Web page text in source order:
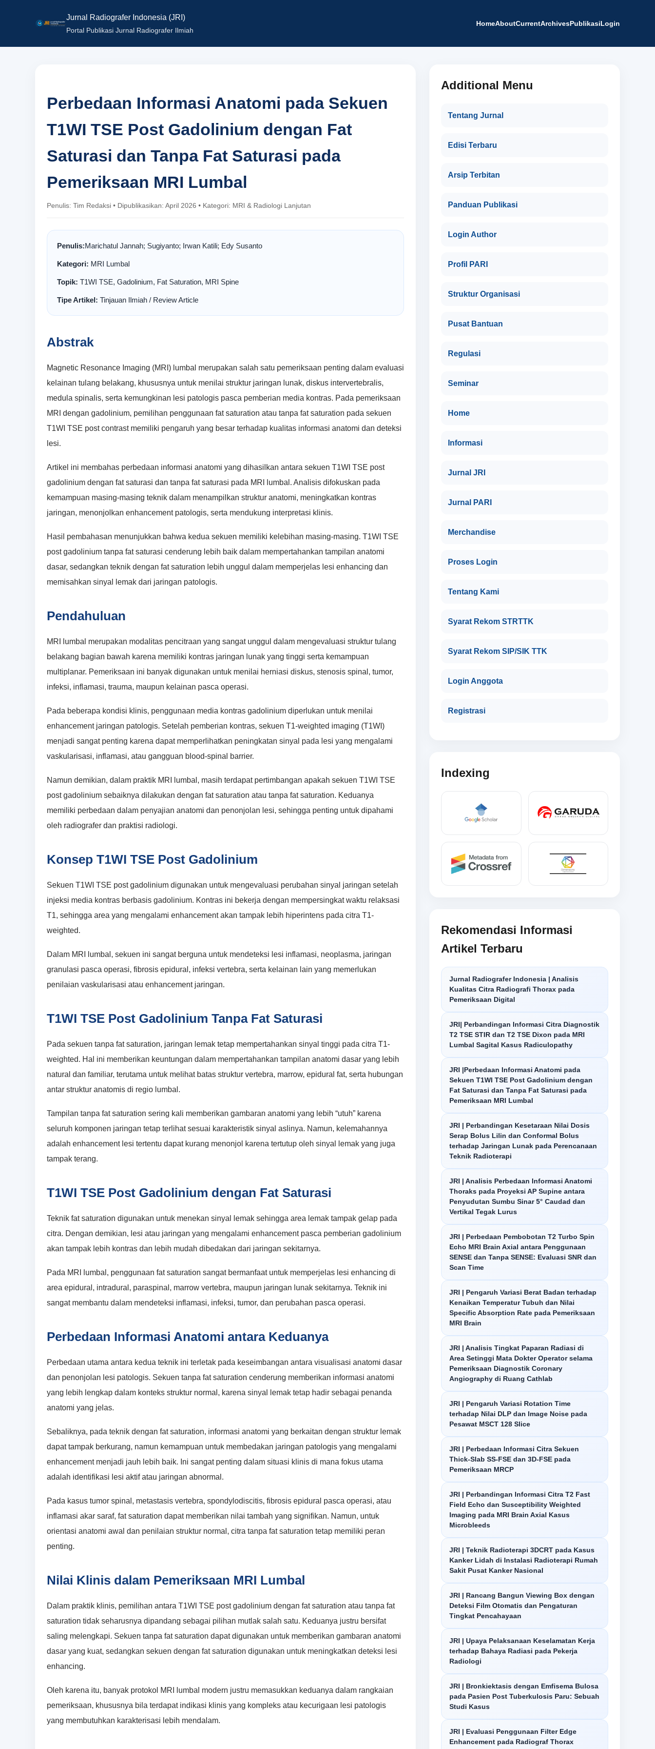
Jurnal Radiografer Indonesia (JRI)
Portal Publikasi Jurnal Radiografer Ilmiah
HomeAboutCurrentArchivesPublikasiLogin
Perbedaan Informasi Anatomi pada Sekuen
T1WI TSE Post Gadolinium dengan Fat
Saturasi dan Tanpa Fat Saturasi pada
Pemeriksaan MRI Lumbal
Penulis: Tim Redaksi • Dipublikasikan: April 2026 • Kategori: MRI & Radiologi Lanjutan
Penulis:Marichatul Jannah; Sugiyanto; Irwan Katili; Edy Susanto
Kategori: MRI Lumbal
Topik: T1WI TSE, Gadolinium, Fat Saturation, MRI Spine
Tipe Artikel: Tinjauan Ilmiah / Review Article
Abstrak
Magnetic Resonance Imaging (MRI) lumbal merupakan salah satu pemeriksaan penting dalam evaluasi
kelainan tulang belakang, khususnya untuk menilai struktur jaringan lunak, diskus intervertebralis,
medula spinalis, serta kemungkinan lesi patologis pasca pemberian media kontras. Pada pemeriksaan
MRI dengan gadolinium, pemilihan penggunaan fat saturation atau tanpa fat saturation pada sekuen
T1WI TSE post contrast memiliki pengaruh yang besar terhadap kualitas informasi anatomi dan deteksi
lesi.
Artikel ini membahas perbedaan informasi anatomi yang dihasilkan antara sekuen T1WI TSE post
gadolinium dengan fat saturasi dan tanpa fat saturasi pada MRI lumbal. Analisis difokuskan pada
kemampuan masing-masing teknik dalam menampilkan struktur anatomi, meningkatkan kontras
jaringan, menonjolkan enhancement patologis, serta mendukung interpretasi klinis.
Hasil pembahasan menunjukkan bahwa kedua sekuen memiliki kelebihan masing-masing. T1WI TSE
post gadolinium tanpa fat saturasi cenderung lebih baik dalam mempertahankan tampilan anatomi
dasar, sedangkan teknik dengan fat saturation lebih unggul dalam memperjelas lesi enhancing dan
memisahkan sinyal lemak dari jaringan patologis.
Pendahuluan
MRI lumbal merupakan modalitas pencitraan yang sangat unggul dalam mengevaluasi struktur tulang
belakang bagian bawah karena memiliki kontras jaringan lunak yang tinggi serta kemampuan
multiplanar. Pemeriksaan ini banyak digunakan untuk menilai herniasi diskus, stenosis spinal, tumor,
infeksi, inflamasi, trauma, maupun kelainan pasca operasi.
Pada beberapa kondisi klinis, penggunaan media kontras gadolinium diperlukan untuk menilai
enhancement jaringan patologis. Setelah pemberian kontras, sekuen T1-weighted imaging (T1WI)
menjadi sangat penting karena dapat memperlihatkan peningkatan sinyal pada lesi yang mengalami
vaskularisasi, inflamasi, atau gangguan blood-spinal barrier.
Namun demikian, dalam praktik MRI lumbal, masih terdapat pertimbangan apakah sekuen T1WI TSE
post gadolinium sebaiknya dilakukan dengan fat saturation atau tanpa fat saturation. Keduanya
memiliki perbedaan dalam penyajian anatomi dan penonjolan lesi, sehingga penting untuk dipahami
oleh radiografer dan praktisi radiologi.
Konsep T1WI TSE Post Gadolinium
Sekuen T1WI TSE post gadolinium digunakan untuk mengevaluasi perubahan sinyal jaringan setelah
injeksi media kontras berbasis gadolinium. Kontras ini bekerja dengan mempersingkat waktu relaksasi
T1, sehingga area yang mengalami enhancement akan tampak lebih hiperintens pada citra T1-
weighted.
Dalam MRI lumbal, sekuen ini sangat berguna untuk mendeteksi lesi inflamasi, neoplasma, jaringan
granulasi pasca operasi, fibrosis epidural, infeksi vertebra, serta kelainan lain yang memerlukan
penilaian vaskularisasi atau enhancement jaringan.
T1WI TSE Post Gadolinium Tanpa Fat Saturasi
Pada sekuen tanpa fat saturation, jaringan lemak tetap mempertahankan sinyal tinggi pada citra T1-
weighted. Hal ini memberikan keuntungan dalam mempertahankan tampilan anatomi dasar yang lebih
natural dan familiar, terutama untuk melihat batas struktur vertebra, marrow, epidural fat, serta hubungan
antar struktur anatomis di regio lumbal.
Tampilan tanpa fat saturation sering kali memberikan gambaran anatomi yang lebih “utuh” karena
seluruh komponen jaringan tetap terlihat sesuai karakteristik sinyal aslinya. Namun, kelemahannya
adalah enhancement lesi tertentu dapat kurang menonjol karena tertutup oleh sinyal lemak yang juga
tampak terang.
T1WI TSE Post Gadolinium dengan Fat Saturasi
Teknik fat saturation digunakan untuk menekan sinyal lemak sehingga area lemak tampak gelap pada
citra. Dengan demikian, lesi atau jaringan yang mengalami enhancement pasca pemberian gadolinium
akan tampak lebih kontras dan lebih mudah dibedakan dari jaringan sekitarnya.
Pada MRI lumbal, penggunaan fat saturation sangat bermanfaat untuk memperjelas lesi enhancing di
area epidural, intradural, paraspinal, marrow vertebra, maupun jaringan lunak sekitarnya. Teknik ini
sangat membantu dalam mendeteksi inflamasi, infeksi, tumor, dan perubahan pasca operasi.
Perbedaan Informasi Anatomi antara Keduanya
Perbedaan utama antara kedua teknik ini terletak pada keseimbangan antara visualisasi anatomi dasar
dan penonjolan lesi patologis. Sekuen tanpa fat saturation cenderung memberikan informasi anatomi
yang lebih lengkap dalam konteks struktur normal, karena sinyal lemak tetap hadir sebagai penanda
anatomi yang jelas.
Sebaliknya, pada teknik dengan fat saturation, informasi anatomi yang berkaitan dengan struktur lemak
dapat tampak berkurang, namun kemampuan untuk membedakan jaringan patologis yang mengalami
enhancement menjadi jauh lebih baik. Ini sangat penting dalam situasi klinis di mana fokus utama
adalah identifikasi lesi aktif atau jaringan abnormal.
Pada kasus tumor spinal, metastasis vertebra, spondylodiscitis, fibrosis epidural pasca operasi, atau
inflamasi akar saraf, fat saturation dapat memberikan nilai tambah yang signifikan. Namun, untuk
orientasi anatomi awal dan penilaian struktur normal, citra tanpa fat saturation tetap memiliki peran
penting.
Nilai Klinis dalam Pemeriksaan MRI Lumbal
Dalam praktik klinis, pemilihan antara T1WI TSE post gadolinium dengan fat saturation atau tanpa fat
saturation tidak seharusnya dipandang sebagai pilihan mutlak salah satu. Keduanya justru bersifat
saling melengkapi. Sekuen tanpa fat saturation dapat digunakan untuk memberikan gambaran anatomi
dasar yang kuat, sedangkan sekuen dengan fat saturation digunakan untuk meningkatkan deteksi lesi
enhancing.
Oleh karena itu, banyak protokol MRI lumbal modern justru memasukkan keduanya dalam rangkaian
pemeriksaan, khususnya bila terdapat indikasi klinis yang kompleks atau kecurigaan lesi patologis
yang membutuhkan karakterisasi lebih mendalam.
Additional Menu
Tentang Jurnal
Edisi Terbaru
Arsip Terbitan
Panduan Publikasi
Login Author
Profil PARI
Struktur Organisasi
Pusat Bantuan
Regulasi
Seminar
Home
Informasi
Jurnal JRI
Jurnal PARI
Merchandise
Proses Login
Tentang Kami
Syarat Rekom STRTTK
Syarat Rekom SIP/SIK TTK
Login Anggota
Registrasi
Indexing
Rekomendasi Informasi
Artikel Terbaru
Jurnal Radiografer Indonesia | Analisis
Kualitas Citra Radiografi Thorax pada
Pemeriksaan Digital
JRI| Perbandingan Informasi Citra Diagnostik
T2 TSE STIR dan T2 TSE Dixon pada MRI
Lumbal Sagital Kasus Radiculopathy
JRI |Perbedaan Informasi Anatomi pada
Sekuen T1WI TSE Post Gadolinium dengan
Fat Saturasi dan Tanpa Fat Saturasi pada
Pemeriksaan MRI Lumbal
JRI | Perbandingan Kesetaraan Nilai Dosis
Serap Bolus Lilin dan Conformal Bolus
terhadap Jaringan Lunak pada Perencanaan
Teknik Radioterapi
JRI | Analisis Perbedaan Informasi Anatomi
Thoraks pada Proyeksi AP Supine antara
Penyudutan Sumbu Sinar 5° Caudad dan
Vertikal Tegak Lurus
JRI | Perbedaan Pembobotan T2 Turbo Spin
Echo MRI Brain Axial antara Penggunaan
SENSE dan Tanpa SENSE: Evaluasi SNR dan
Scan Time
JRI | Pengaruh Variasi Berat Badan terhadap
Kenaikan Temperatur Tubuh dan Nilai
Specific Absorption Rate pada Pemeriksaan
MRI Brain
JRI | Analisis Tingkat Paparan Radiasi di
Area Setinggi Mata Dokter Operator selama
Pemeriksaan Diagnostik Coronary
Angiography di Ruang Cathlab
JRI | Pengaruh Variasi Rotation Time
terhadap Nilai DLP dan Image Noise pada
Pesawat MSCT 128 Slice
JRI | Perbedaan Informasi Citra Sekuen
Thick-Slab SS-FSE dan 3D-FSE pada
Pemeriksaan MRCP
JRI | Perbandingan Informasi Citra T2 Fast
Field Echo dan Susceptibility Weighted
Imaging pada MRI Brain Axial Kasus
Microbleeds
JRI | Teknik Radioterapi 3DCRT pada Kasus
Kanker Lidah di Instalasi Radioterapi Rumah
Sakit Pusat Kanker Nasional
JRI | Rancang Bangun Viewing Box dengan
Deteksi Film Otomatis dan Pengaturan
Tingkat Pencahayaan
JRI | Upaya Pelaksanaan Keselamatan Kerja
terhadap Bahaya Radiasi pada Pekerja
Radiologi
JRI | Bronkiektasis dengan Emfisema Bulosa
pada Pasien Post Tuberkulosis Paru: Sebuah
Studi Kasus
JRI | Evaluasi Penggunaan Filter Edge
Enhancement pada Radiograf Thorax